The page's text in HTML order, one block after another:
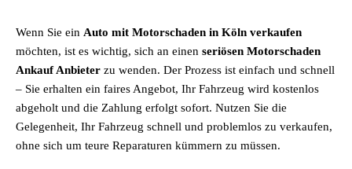
Wenn Sie ein Auto mit Motorschaden in Köln verkaufen
möchten, ist es wichtig, sich an einen seriösen Motorschaden
Ankauf Anbieter zu wenden. Der Prozess ist einfach und schnell
– Sie erhalten ein faires Angebot, Ihr Fahrzeug wird kostenlos
abgeholt und die Zahlung erfolgt sofort. Nutzen Sie die
Gelegenheit, Ihr Fahrzeug schnell und problemlos zu verkaufen,
ohne sich um teure Reparaturen kümmern zu müssen.